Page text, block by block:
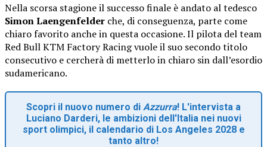
Nella scorsa stagione il successo finale è andato al tedesco
Simon Laengenfelder che, di conseguenza, parte come
chiaro favorito anche in questa occasione. Il pilota del team
Red Bull KTM Factory Racing vuole il suo secondo titolo
consecutivo e cercherà di metterlo in chiaro sin dall’esordio
sudamericano.
Scopri il nuovo numero di Azzurra! L'intervista a
Luciano Darderi, le ambizioni dell'Italia nei nuovi
sport olimpici, il calendario di Los Angeles 2028 e
tanto altro!